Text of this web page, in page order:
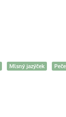
Mlsný jazýček